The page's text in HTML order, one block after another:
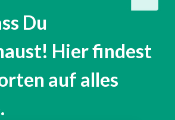
Du
Hier findest
auf alles